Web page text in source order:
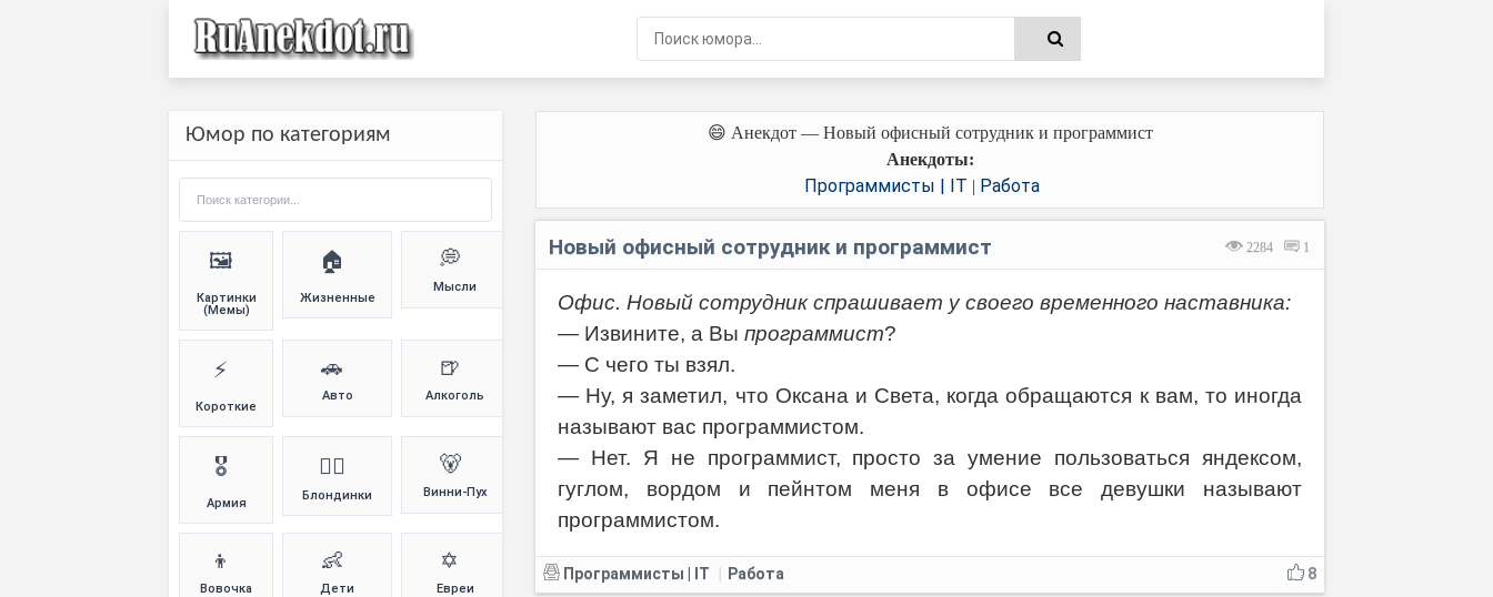
😄 Анекдот — Новый офисный сотрудник и программист
Анекдоты:
Программисты | IT | Работа
2284 1
Новый офисный сотрудник и программист
Офис. Новый сотрудник спрашивает у своего временного наставника:
— Извините, а Вы программист?
— С чего ты взял.
— Ну, я заметил, что Оксана и Света, когда обращаются к вам, то иногда
называют вас программистом.
— Нет. Я не программист, просто за умение пользоваться яндексом,
гуглом, вордом и пейнтом меня в офисе все девушки называют
программистом.
8
Программисты | IT Работа
Юмор по категориям
🖼️
Картинки
(Мемы)
🏠
Жизненные
💭
Мысли
⚡
Короткие
🚗
Авто
🍺
Алкоголь
🎖️
Армия
👱‍♀️
Блондинки
🐻
Винни-Пух
👦
Вовочка
👶
Дети
✡️
Евреи